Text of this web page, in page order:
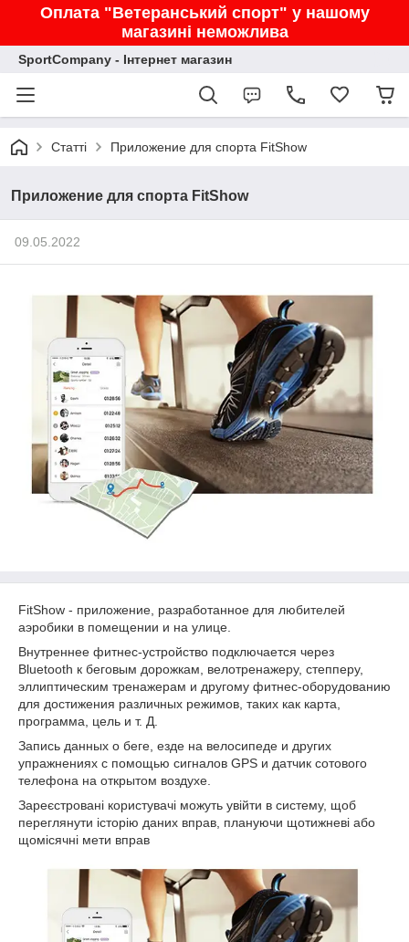
Оплата "Ветеранський спорт" у нашому
магазині неможлива
SportCompany - Інтернет магазин
Статті Приложение для спорта FitShow
Приложение для спорта FitShow
09.05.2022
FitShow - приложение, разработанное для любителей
аэробики в помещении и на улице.
Внутреннее фитнес-устройство подключается через
Bluetooth к беговым дорожкам, велотренажеру, степперу,
эллиптическим тренажерам и другому фитнес-оборудованию
для достижения различных режимов, таких как карта,
программа, цель и т. Д.
Запись данных о беге, езде на велосипеде и других
упражнениях с помощью сигналов GPS и датчик сотового
телефона на открытом воздухе.
Зареєстровані користувачі можуть увійти в систему, щоб
переглянути історію даних вправ, плануючи щотижневі або
щомісячні мети вправ